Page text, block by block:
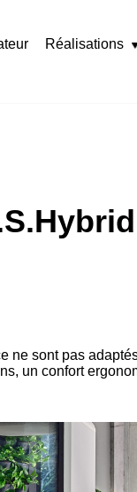
Réalisations
ne sont pas
un confort